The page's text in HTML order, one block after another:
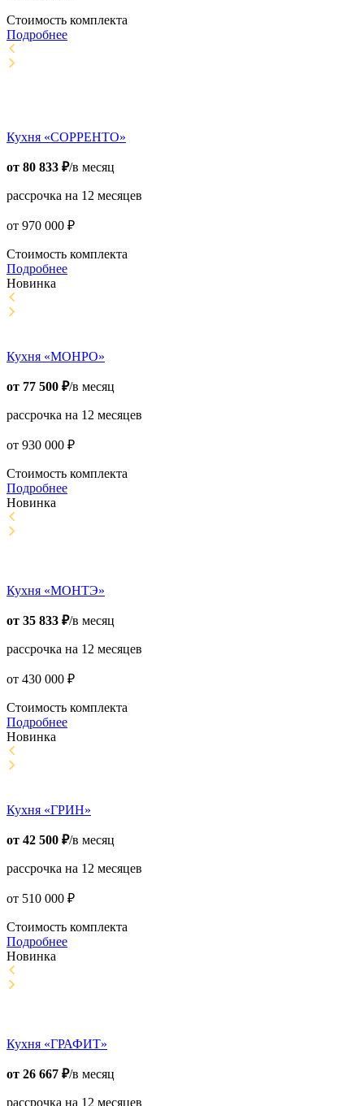
Стоимость комплекта
Подробнее
Кухня «СОРРЕНТО»
от 80 833 ₽/в месяц
рассрочка на 12 месяцев
от 970 000 ₽
Стоимость комплекта
Подробнее
Новинка
Кухня «МОНРО»
от 77 500 ₽/в месяц
рассрочка на 12 месяцев
от 930 000 ₽
Стоимость комплекта
Подробнее
Новинка
Кухня «МОНТЭ»
от 35 833 ₽/в месяц
рассрочка на 12 месяцев
от 430 000 ₽
Стоимость комплекта
Подробнее
Новинка
Кухня «ГРИН»
от 42 500 ₽/в месяц
рассрочка на 12 месяцев
от 510 000 ₽
Стоимость комплекта
Подробнее
Новинка
Кухня «ГРАФИТ»
от 26 667 ₽/в месяц
рассрочка на 12 месяцев